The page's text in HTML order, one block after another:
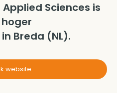
Sciences is
Breda (NL).
website